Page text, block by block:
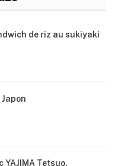
de riz au sukiyaki
YAJIMA Tetsuo,